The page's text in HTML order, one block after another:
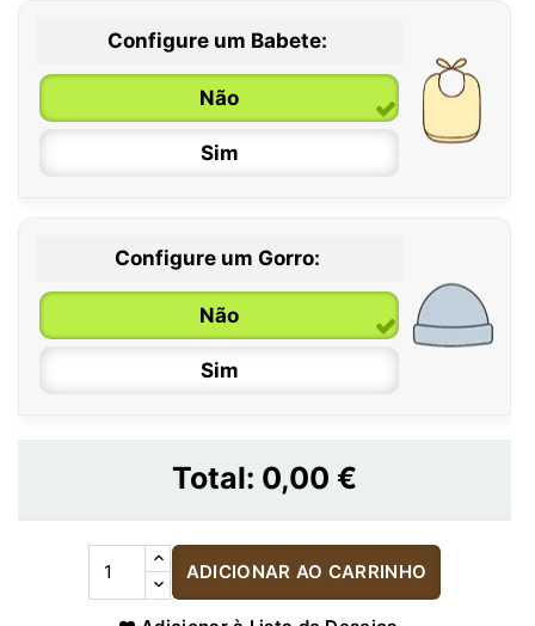
Configure um Babete:
Não
Sim
Configure um Gorro:
Não
Sim
Total: 0,00 €
ADICIONAR AO CARRINHO